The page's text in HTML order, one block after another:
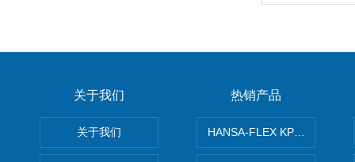
关于我们
关于我们
热销产品
HANSA-FLEX KP100P紧凑